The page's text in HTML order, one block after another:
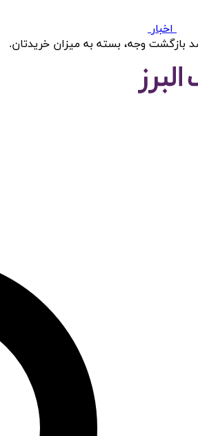
اخبار